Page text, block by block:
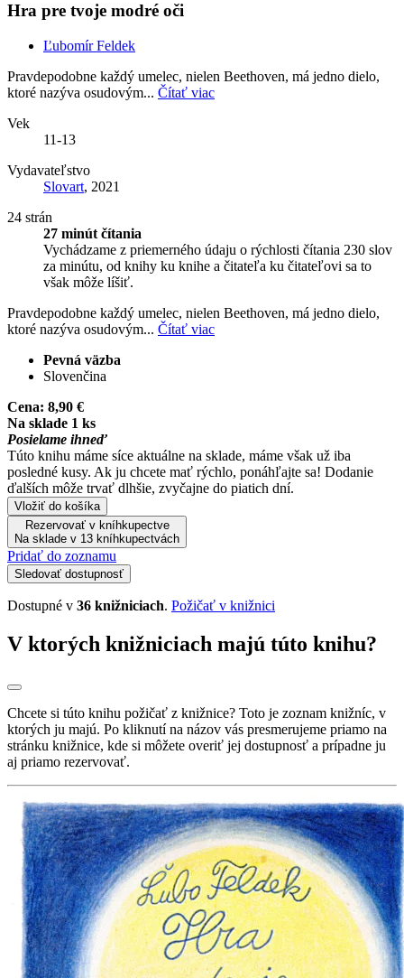
Hra pre tvoje modré oči
Ľubomír Feldek
Pravdepodobne každý umelec, nielen Beethoven, má jedno dielo,
ktoré nazýva osudovým... Čítať viac
Vek
11-13
Vydavateľstvo
Slovart, 2021
24 strán
27 minút čítania
Vychádzame z priemerného údaju o rýchlosti čítania 230 slov
za minútu, od knihy ku knihe a čitateľa ku čitateľovi sa to
však môže líšiť.
Pravdepodobne každý umelec, nielen Beethoven, má jedno dielo,
ktoré nazýva osudovým... Čítať viac
Pevná väzba
Slovenčina
Cena: 8,90 €
Na sklade 1 ks
Posielame ihneď
Túto knihu máme síce aktuálne na sklade, máme však už iba
posledné kusy. Ak ju chcete mať rýchlo, ponáhľajte sa! Dodanie
ďalších môže trvať dlhšie, zvyčajne do piatich dní.
Vložiť do košíka
Rezervovať v kníhkupectve
Na sklade v 13 kníhkupectvách
Pridať do zoznamu
Sledovať dostupnosť
Dostupné v 36 knižniciach. Požičať v knižnici
V ktorých knižniciach majú túto knihu?
Chcete si túto knihu požičať z knižnice? Toto je zoznam knižníc, v
ktorých ju majú. Po kliknutí na názov vás presmerujeme priamo na
stránku knižnice, kde si môžete overiť jej dostupnosť a prípadne ju
aj priamo rezervovať.